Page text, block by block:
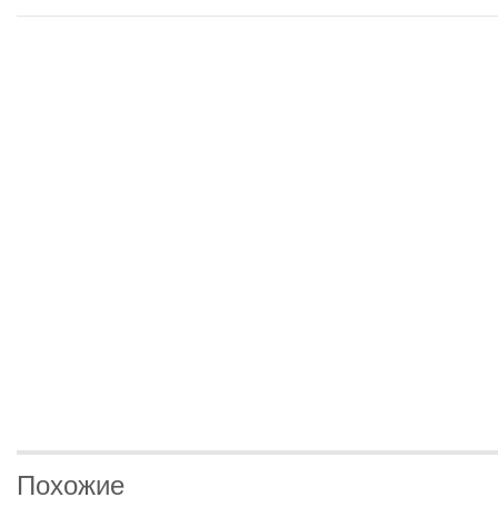
Похожие